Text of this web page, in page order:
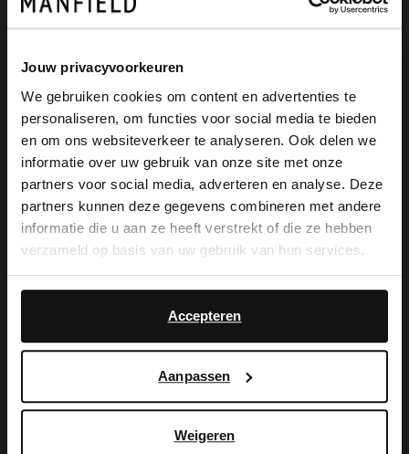
Jouw privacyvoorkeuren
We gebruiken cookies om content en advertenties te
personaliseren, om functies voor social media te bieden
en om ons websiteverkeer te analyseren. Ook delen we
informatie over uw gebruik van onze site met onze
partners voor social media, adverteren en analyse. Deze
partners kunnen deze gegevens combineren met andere
informatie die u aan ze heeft verstrekt of die ze hebben
verzameld op basis van uw gebruik van hun services.
Accepteren
Aanpassen
Weigeren
No Stress
Bronzefarbene Ledersandaletten
109.99
87.99
Manfield
Schwarze Ledersandalen
99.99
69.99
-30%
-10% EXTRA
-20%
-10% EXTRA
×
View this website in English?
It looks like your language isn't Dutch. Would
you like to switch to English?
English